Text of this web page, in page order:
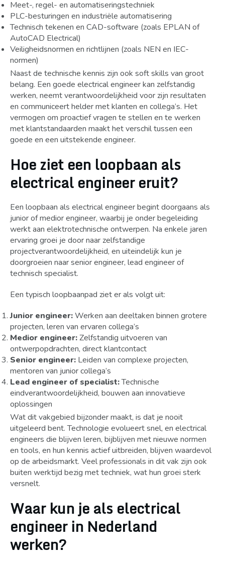
Meet-, regel- en automatiseringstechniek
PLC-besturingen en industriële automatisering
Technisch tekenen en CAD-software (zoals EPLAN of
AutoCAD Electrical)
Veiligheidsnormen en richtlijnen (zoals NEN en IEC-
normen)
Naast de technische kennis zijn ook soft skills van groot
belang. Een goede electrical engineer kan zelfstandig
werken, neemt verantwoordelijkheid voor zijn resultaten
en communiceert helder met klanten en collega’s. Het
vermogen om proactief vragen te stellen en te werken
met klantstandaarden maakt het verschil tussen een
goede en een uitstekende engineer.
Hoe ziet een loopbaan als
electrical engineer eruit?
Een loopbaan als electrical engineer begint doorgaans als
junior of medior engineer, waarbij je onder begeleiding
werkt aan elektrotechnische ontwerpen. Na enkele jaren
ervaring groei je door naar zelfstandige
projectverantwoordelijkheid, en uiteindelijk kun je
doorgroeien naar senior engineer, lead engineer of
technisch specialist.
Een typisch loopbaanpad ziet er als volgt uit:
Junior engineer:Werken aan deeltaken binnen grotere
projecten, leren van ervaren collega’s
Medior engineer:Zelfstandig uitvoeren van
ontwerpopdrachten, direct klantcontact
Senior engineer: Leiden van complexe projecten,
mentoren van junior collega’s
Lead engineer of specialist:Technische
eindverantwoordelijkheid, bouwen aan innovatieve
oplossingen
Wat dit vakgebied bijzonder maakt, is dat je nooit
uitgeleerd bent. Technologie evolueert snel, en electrical
engineers die blijven leren, bijblijven met nieuwe normen
en tools, en hun kennis actief uitbreiden, blijven waardevol
op de arbeidsmarkt. Veel professionals in dit vak zijn ook
buiten werktijd bezig met techniek, wat hun groei sterk
versnelt.
Waar kun je als electrical
engineer in Nederland
werken?